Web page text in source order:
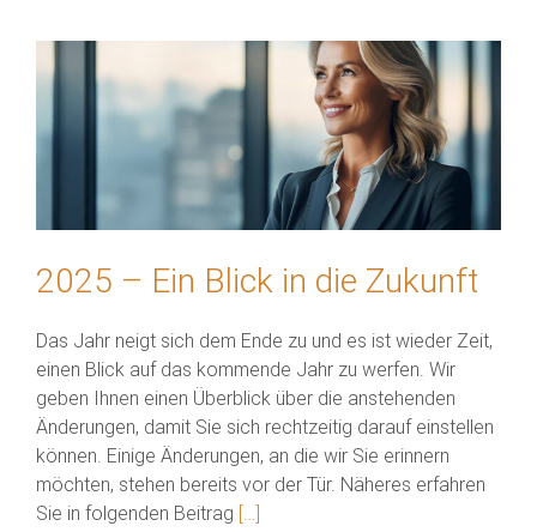
2025 – Ein Blick in die Zukunft
Das Jahr neigt sich dem Ende zu und es ist wieder Zeit,
einen Blick auf das kommende Jahr zu werfen. Wir
geben Ihnen einen Überblick über die anstehenden
Änderungen, damit Sie sich rechtzeitig darauf einstellen
können. Einige Änderungen, an die wir Sie erinnern
möchten, stehen bereits vor der Tür. Näheres erfahren
Sie in folgenden Beitrag […]